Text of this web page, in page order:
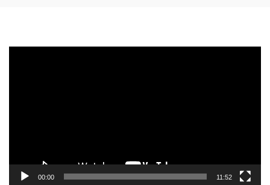
00:00 11:52